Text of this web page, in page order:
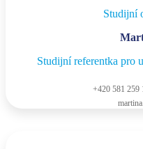
Studijní
Studijní referentka pro
+420 581 259